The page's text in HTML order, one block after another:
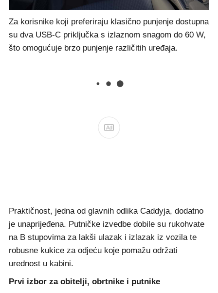
Za korisnike koji preferiraju klasično punjenje dostupna
su dva USB-C priključka s izlaznom snagom do 60 W,
što omogućuje brzo punjenje različitih uređaja.
Ad
Praktičnost, jedna od glavnih odlika Caddyja, dodatno
je unaprijeđena. Putničke izvedbe dobile su rukohvate
na B stupovima za lakši ulazak i izlazak iz vozila te
robusne kukice za odjeću koje pomažu održati
urednost u kabini.
Prvi izbor za obitelji, obrtnike i putnike